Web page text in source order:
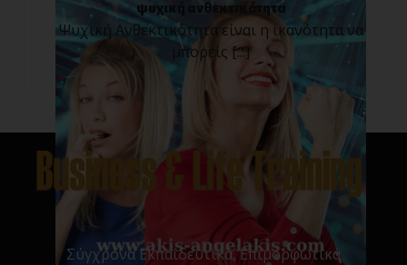
ψυχική ανθεκτικότητα
Ψυχική Ανθεκτικότητα είναι η ικανότητα να
μπορείς [...]
Σύγχρονα Εκπαιδευτικά, Επιμορφωτικά